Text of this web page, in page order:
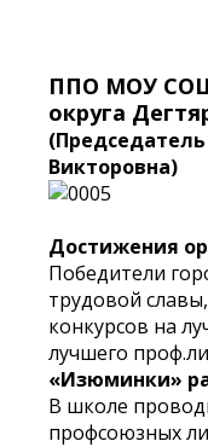
ППО МОУ
округа
Викторовна)
Достижения
Победители
трудовой
конкурсов на
лучшего
«Изюминки»
В школе
профсоюзных